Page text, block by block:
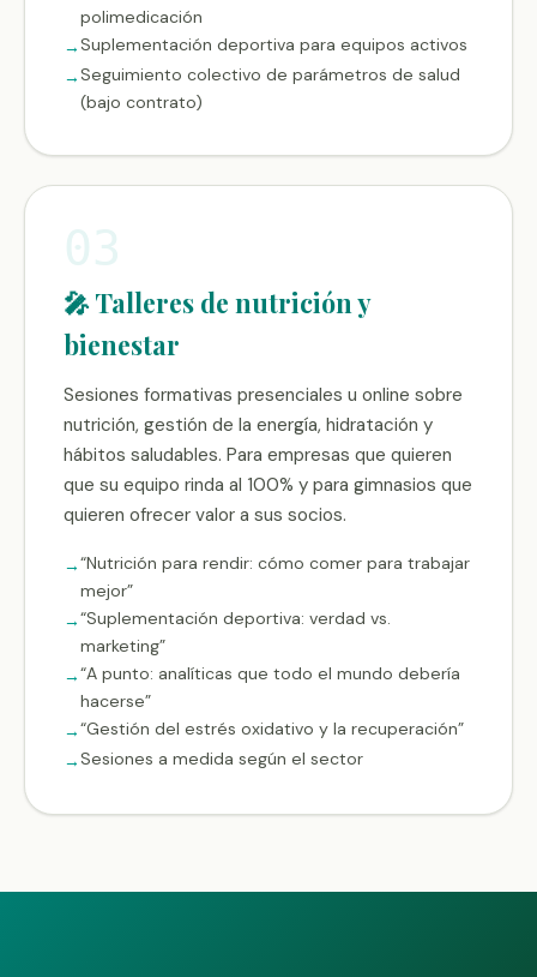
polimedicación
Suplementación deportiva para equipos activos
Seguimiento colectivo de parámetros de salud
(bajo contrato)
03
🎤 Talleres de nutrición y
bienestar
Sesiones formativas presenciales u online sobre
nutrición, gestión de la energía, hidratación y
hábitos saludables. Para empresas que quieren
que su equipo rinda al 100% y para gimnasios que
quieren ofrecer valor a sus socios.
“Nutrición para rendir: cómo comer para trabajar
mejor”
“Suplementación deportiva: verdad vs.
marketing”
“A punto: analíticas que todo el mundo debería
hacerse”
“Gestión del estrés oxidativo y la recuperación”
Sesiones a medida según el sector